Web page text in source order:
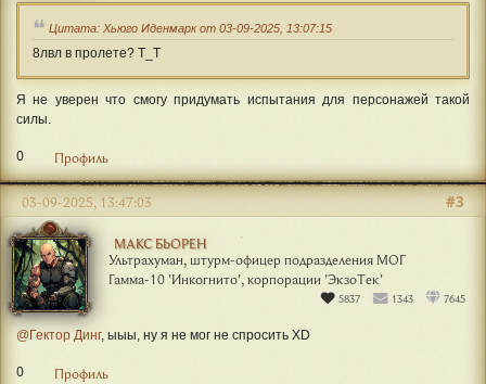
Цитата: Хьюго Иденмарк от 03-09-2025, 13:07:15
8лвл в пролете? Т_Т
Я не уверен что смогу придумать испытания для персонажей такой
силы.
0 Профиль
МАКС БЬОРЕН
Ультрахуман, штурм-офицер подразделения МОГ
Гамма-10 'Инкогнито', корпорации 'ЭкзоТек'
5837 1343 7645
#3
03-09-2025, 13:47:03
@Гектор Динг, ыыы, ну я не мог не спросить XD
0 Профиль